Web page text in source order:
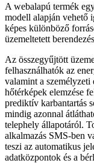
A webalapú termék
modell alapján vehető
képes különböző
üzemeltetett
Az összegyűjtött
felhasználhatók az
valamint a
hőtérképek elemzése
prediktív karbantartás
mindig azonnal
telephely állapotáról.
alkalmazás SMS-ben
teszi az automatikus
adatközpontok és a